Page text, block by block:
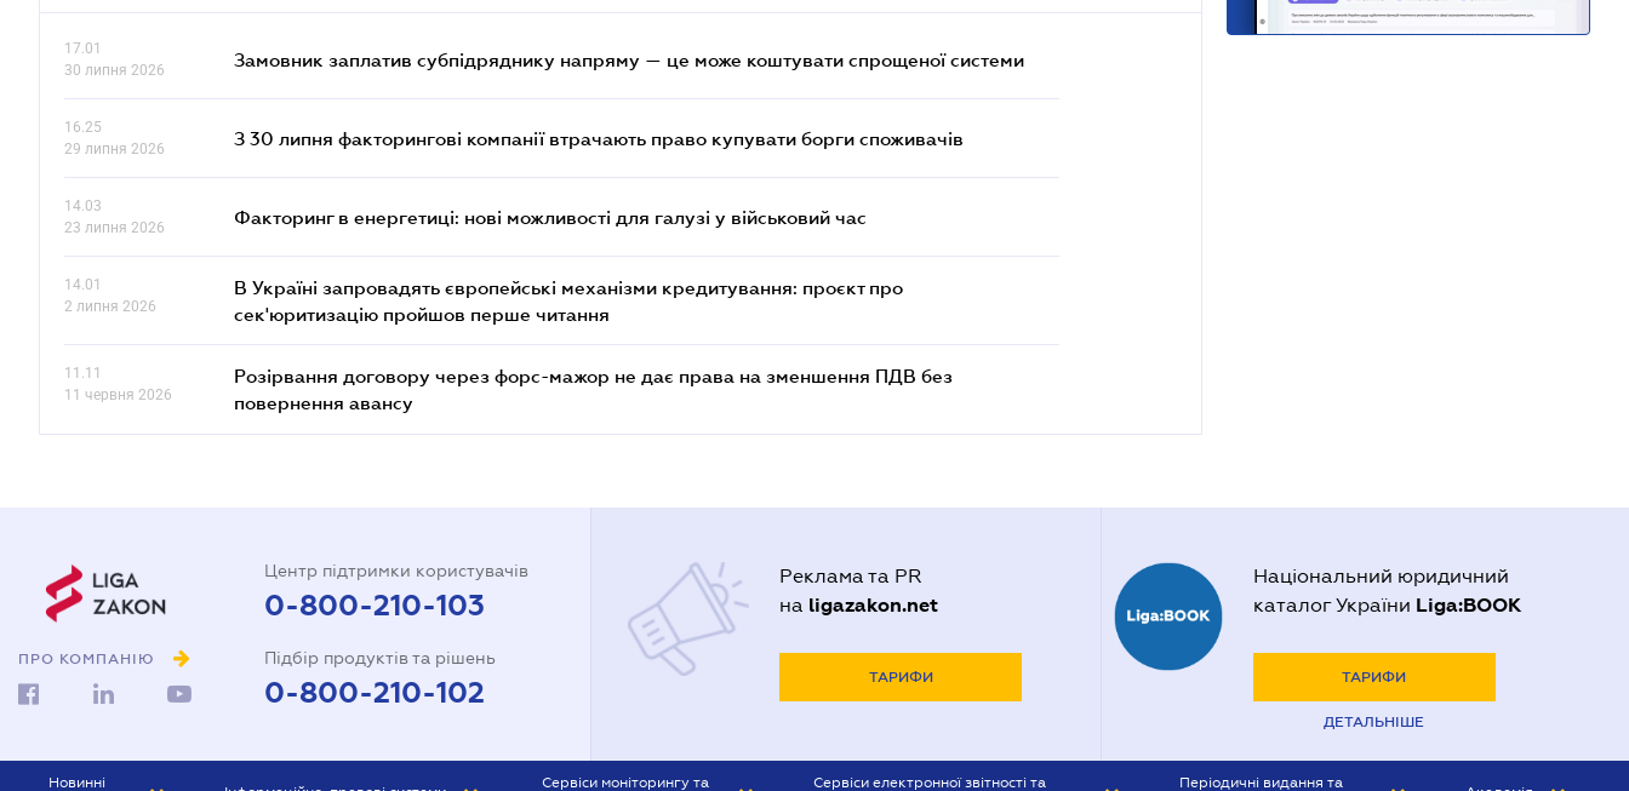
17.01
30 липня 2026
Замовник заплатив субпідряднику напряму — це може коштувати спрощеної системи
16.25
29 липня 2026
З 30 липня факторингові компанії втрачають право купувати борги споживачів
14.03
23 липня 2026
Факторинг в енергетиці: нові можливості для галузі у військовий час
14.01
2 липня 2026
В Україні запровадять європейські механізми кредитування: проєкт про
сек'юритизацію пройшов перше читання
11.11
11 червня 2026
Розірвання договору через форс-мажор не дає права на зменшення ПДВ без
повернення авансу
ПРО КОМПАНІЮ
Центр підтримки користувачів
0-800-210-103
Підбір продуктів та рішень
0-800-210-102
Реклама та PR
на ligazakon.net
ТАРИФИ
Національний юридичний
каталог України Liga:BOOK
ТАРИФИ
ДЕТАЛЬНІШЕ
Новинні Сервіси моніторингу та Сервіси електронної звітності та Періодичні видання та